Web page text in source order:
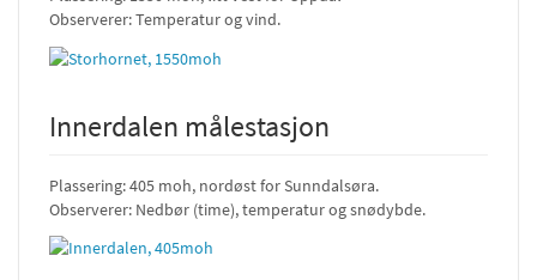
Observerer: Temperatur og vind.
Innerdalen målestasjon
Plassering: 405 moh, nordøst for Sunndalsøra.
Observerer: Nedbør (time), temperatur og snødybde.